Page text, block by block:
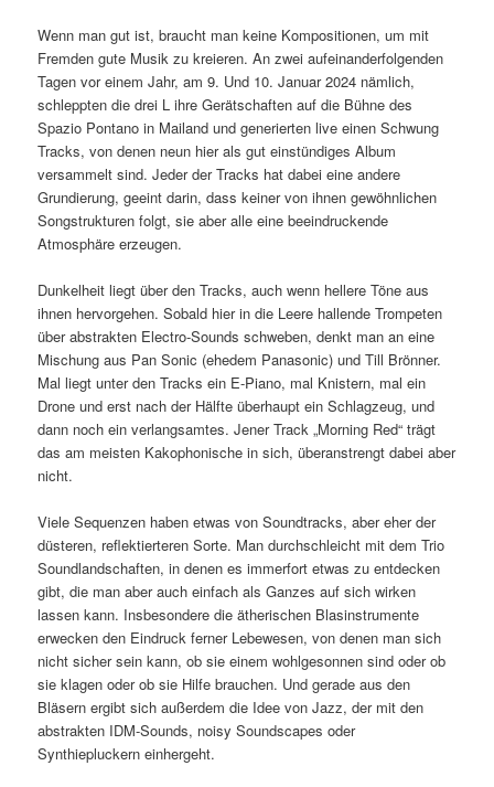
Wenn man gut ist, braucht man keine Kompositionen, um mit
Fremden gute Musik zu kreieren. An zwei aufeinanderfolgenden
Tagen vor einem Jahr, am 9. Und 10. Januar 2024 nämlich,
schleppten die drei L ihre Gerätschaften auf die Bühne des
Spazio Pontano in Mailand und generierten live einen Schwung
Tracks, von denen neun hier als gut einstündiges Album
versammelt sind. Jeder der Tracks hat dabei eine andere
Grundierung, geeint darin, dass keiner von ihnen gewöhnlichen
Songstrukturen folgt, sie aber alle eine beeindruckende
Atmosphäre erzeugen.
Dunkelheit liegt über den Tracks, auch wenn hellere Töne aus
ihnen hervorgehen. Sobald hier in die Leere hallende Trompeten
über abstrakten Electro-Sounds schweben, denkt man an eine
Mischung aus Pan Sonic (ehedem Panasonic) und Till Brönner.
Mal liegt unter den Tracks ein E-Piano, mal Knistern, mal ein
Drone und erst nach der Hälfte überhaupt ein Schlagzeug, und
dann noch ein verlangsamtes. Jener Track „Morning Red“ trägt
das am meisten Kakophonische in sich, überanstrengt dabei aber
nicht.
Viele Sequenzen haben etwas von Soundtracks, aber eher der
düsteren, reflektierteren Sorte. Man durchschleicht mit dem Trio
Soundlandschaften, in denen es immerfort etwas zu entdecken
gibt, die man aber auch einfach als Ganzes auf sich wirken
lassen kann. Insbesondere die ätherischen Blasinstrumente
erwecken den Eindruck ferner Lebewesen, von denen man sich
nicht sicher sein kann, ob sie einem wohlgesonnen sind oder ob
sie klagen oder ob sie Hilfe brauchen. Und gerade aus den
Bläsern ergibt sich außerdem die Idee von Jazz, der mit den
abstrakten IDM-Sounds, noisy Soundscapes oder
Synthiepluckern einhergeht.